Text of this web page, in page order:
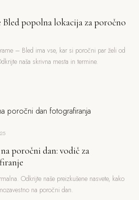
Bled popolna lokacija za poročno
– Bled ima vse, kar si poročni par želi od
naša skrivna mesta in termine.
poročni dan: vodič za
Odkrijte naše preizkušene nasvete, kako
na poročni dan.